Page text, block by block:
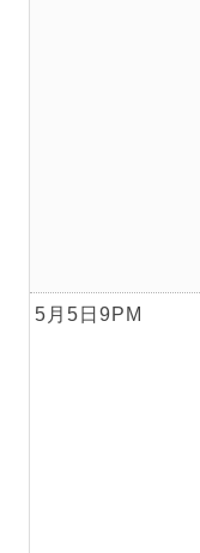
5月5日9PM